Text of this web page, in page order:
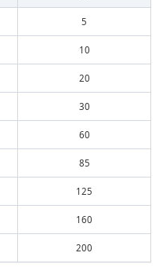
5
10
20
30
60
85
125
160
200